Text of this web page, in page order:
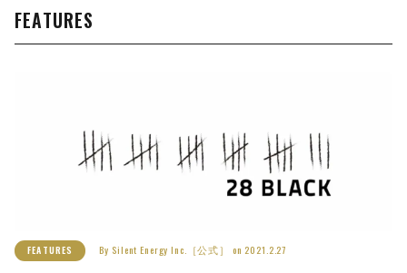
FEATURES
FEATURES By Silent Energy Inc.［公式］ on 2021.2.27